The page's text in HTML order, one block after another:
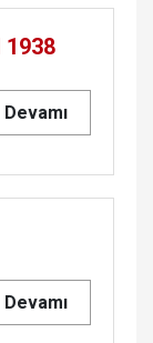
1938
Devamı
Devamı